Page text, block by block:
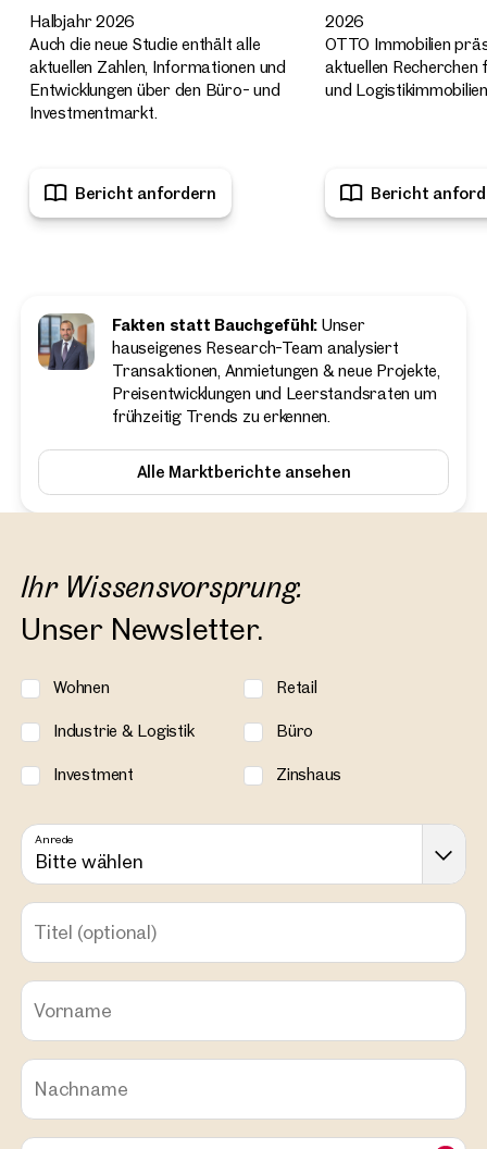
Halbjahr 2026
Auch die neue Studie enthält alle
aktuellen Zahlen, Informationen und
Entwicklungen über den Büro- und
Investmentmarkt.
Bericht anfordern
2026
OTTO Immobilien
aktuellen
und
Bericht
Fakten statt Bauchgefühl: Unser
hauseigenes Research-Team analysiert
Transaktionen, Anmietungen & neue Projekte,
Preisentwicklungen und Leerstandsraten um
frühzeitig Trends zu erkennen.
Alle Marktberichte ansehen
Ihr Wissensvorsprung.
Unser Newsletter.
Wohnen Retail
Industrie & Logistik Büro
Investment Zinshaus
Anrede
Bitte wählen
Titel (optional)
Vorname
Nachname